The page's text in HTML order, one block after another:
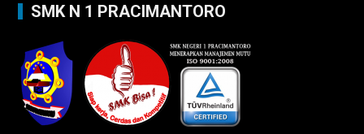
SMK N 1 PRACIMANTORO